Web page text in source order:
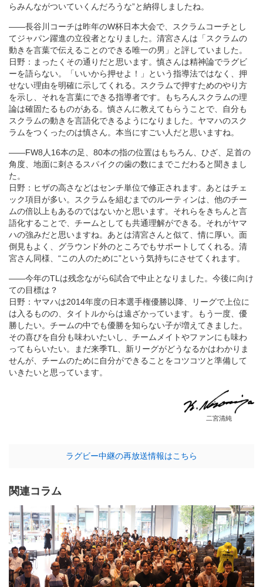
らみんながついていくんだろうな”と納得しましたね。
――長谷川コーチは昨年のW杯日本大会で、スクラムコーチとし
てジャパン躍進の立役者となりました。清宮さんは「スクラムの
動きを言葉で伝えることのできる唯一の男」と評していました。
日野：まったくその通りだと思います。慎さんは精神論でラグビ
ーを語らない。「いいから押せよ！」という指導法ではなく、押
せない理由を明確に示してくれる。スクラムで押すためのやり方
を示し、それを言葉にできる指導者です。もちろんスクラムの理
論は確固たるものがある。慎さんに教えてもらうことで、自分も
スクラムの動きを言語化できるようになりました。ヤマハのスク
ラムをつくったのは慎さん。本当にすごい人だと思いますね。
――FW8人16本の足、80本の指の位置はもちろん、ひざ、足首の
角度、地面に刺さるスパイクの歯の数にまでこだわると聞きまし
た。
日野：ヒザの高さなどはセンチ単位で修正されます。あとはチェ
ック項目が多い。スクラムを組むまでのルーティンは、他のチー
ムの倍以上もあるのではないかと思います。それらをきちんと言
語化することで、チームとしても共通理解ができる。それがヤマ
ハの強みだと思いますね。あとは清宮さんと似て、情に厚い。面
倒見もよく、グラウンド外のところでもサポートしてくれる。清
宮さん同様、“この人のために”という気持ちにさせてくれます。
――今年のTLは残念ながら6試合で中止となりました。今後に向け
ての目標は？
日野：ヤマハは2014年度の日本選手権優勝以降、リーグで上位に
は入るものの、タイトルからは遠ざかっています。もう一度、優
勝したい。チームの中でも優勝を知らない子が増えてきました。
その喜びを自分も味わいたいし、チームメイトやファンにも味わ
ってもらいたい。まだ来季TL、新リーグがどうなるかはわかりま
せんが、チームのために自分ができることをコツコツと準備して
いきたいと思っています。
二宮清純
ラグビー中継の再放送情報はこちら
関連コラム